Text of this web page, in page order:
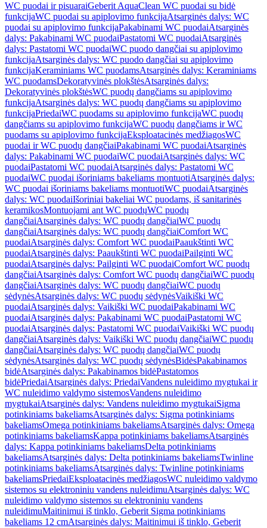
WC puodai ir pisuaraiGeberit AquaClean WC puodai su bidė
funkcijaWC puodai su apiplovimo funkcijaAtsarginės dalys: WC
puodai su apiplovimo funkcijaPakabinami WC puodaiAtsarginės
dalys: Pakabinami WC puodaiPastatomi WC puodaiAtsarginės
dalys: Pastatomi WC puodaiWC puodo dangčiai su apiplovimo
funkcijaAtsarginės dalys: WC puodo dangčiai su apiplovimo
funkcijaKeraminiams WC puodamsAtsarginės dalys: Keraminiams
WC puodamsDekoratyvinės plokštėsAtsarginės dalys:
Dekoratyvinės plokštėsWC puodų dangčiams su apiplovimo
funkcijaAtsarginės dalys: WC puodų dangčiams su apiplovimo
funkcijaPriedaiWC puodams su apiplovimo funkcijaWC puodų
dangčiams su apiplovimo funkcijaWC puodų dangčiams ir WC
puodams su apiplovimo funkcijaEksploatacinės medžiagosWC
puodai ir WC puodų dangčiaiPakabinami WC puodaiAtsarginės
dalys: Pakabinami WC puodaiWC puodaiAtsarginės dalys: WC
puodaiPastatomi WC puodaiAtsarginės dalys: Pastatomi WC
puodaiWC puodai išoriniams bakeliams montuotiAtsarginės dalys:
WC puodai išoriniams bakeliams montuotiWC puodaiAtsarginės
dalys: WC puodaiIšoriniai bakeliai WC puodams, iš sanitarinės
keramikosMontuojami ant WC puodųWC puodų
dangčiaiAtsarginės dalys: WC puodų dangčiaiWC puodų
dangčiaiAtsarginės dalys: WC puodų dangčiaiComfort WC
puodaiAtsarginės dalys: Comfort WC puodaiPaaukštinti WC
puodaiAtsarginės dalys: Paaukštinti WC puodaiPailginti WC
puodaiAtsarginės dalys: Pailginti WC puodaiComfort WC puodų
dangčiaiAtsarginės dalys: Comfort WC puodų dangčiaiWC puodų
dangčiaiAtsarginės dalys: WC puodų dangčiaiWC puodų
sėdynėsAtsarginės dalys: WC puodų sėdynėsVaikiški WC
puodaiAtsarginės dalys: Vaikiški WC puodaiPakabinami WC
puodaiAtsarginės dalys: Pakabinami WC puodaiPastatomi WC
puodaiAtsarginės dalys: Pastatomi WC puodaiVaikiški WC puodų
dangčiaiAtsarginės dalys: Vaikiški WC puodų dangčiaiWC puodų
dangčiaiAtsarginės dalys: WC puodų dangčiaiWC puodų
sėdynėsAtsarginės dalys: WC puodų sėdynėsBidėsPakabinamos
bidėAtsarginės dalys: Pakabinamos bidėPastatomos
bidėPriedaiAtsarginės dalys: PriedaiVandens nuleidimo mygtukai ir
WC nuleidimo valdymo sistemosVandens nuleidimo
mygtukaiAtsarginės dalys: Vandens nuleidimo mygtukaiSigma
potinkiniams bakeliamsAtsarginės dalys: Sigma potinkiniams
bakeliamsOmega potinkiniams bakeliamsAtsarginės dalys: Omega
potinkiniams bakeliamsKappa potinkiniams bakeliamsAtsarginės
dalys: Kappa potinkiniams bakeliamsDelta potinkiniams
bakeliamsAtsarginės dalys: Delta potinkiniams bakeliamsTwinline
potinkiniams bakeliamsAtsarginės dalys: Twinline potinkiniams
bakeliamsPriedaiEksploatacinės medžiagosWC nuleidimo valdymo
sistemos su elektroniniu vandens nuleidimuAtsarginės dalys: WC
nuleidimo valdymo sistemos su elektroniniu vandens
nuleidimuMaitinimui iš tinklo, Geberit Sigma potinkiniams
bakeliams 12 cmAtsarginės dalys: Maitinimui iš tinklo, Geberit